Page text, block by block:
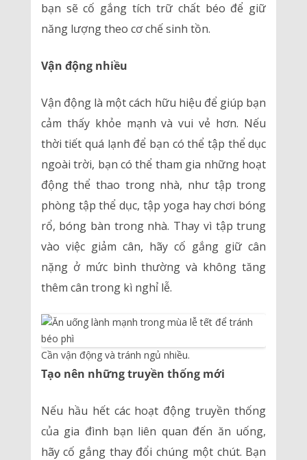
bạn sẽ cố gắng tích trữ chất béo để giữ
năng lượng theo cơ chế sinh tồn.
Vận động nhiều
Vận động là một cách hữu hiệu để giúp bạn
cảm thấy khỏe mạnh và vui vẻ hơn. Nếu
thời tiết quá lạnh để bạn có thể tập thể dục
ngoài trời, bạn có thể tham gia những hoạt
động thể thao trong nhà, như tập trong
phòng tập thể dục, tập yoga hay chơi bóng
rổ, bóng bàn trong nhà. Thay vì tập trung
vào việc giảm cân, hãy cố gắng giữ cân
nặng ở mức bình thường và không tăng
thêm cân trong kì nghỉ lễ.
Cần vận động và tránh ngủ nhiều.
Tạo nên những truyền thống mới
Nếu hầu hết các hoạt động truyền thống
của gia đình bạn liên quan đến ăn uống,
hãy cố gắng thay đổi chúng một chút. Bạn